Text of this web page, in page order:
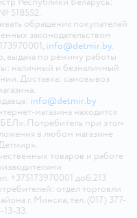
518552.
обращения покупателей
законодательством
info@detmir.by.
выдача по режиму работы
наличный и безналичный
Доставка: самовывоз
info@detmir.by
магазина находится
Потребитель при этом
в любом магазине
товаров и работе
+375173970001 доб.213
отдел торговли
г. Минска, тел. (017) 377-
13-33.